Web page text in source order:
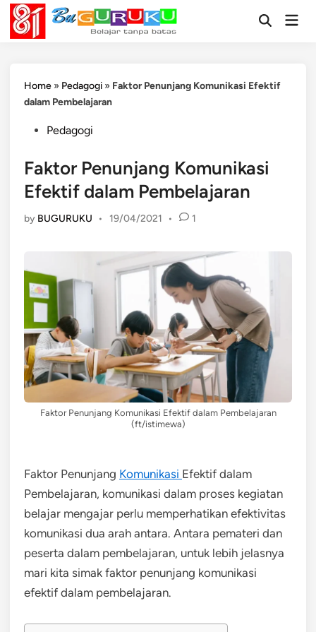
Skip
content
OpenMain
Home » Pedagogi » Faktor Penunjang Komunikasi Efektif
dalam Pembelajaran
PostedPedagogi
Faktor Penunjang Komunikasi
Efektif dalam Pembelajaran
by BUGURUKU • 19/04/2021 • 1
Faktor Penunjang Komunikasi Efektif dalam Pembelajaran
(ft/istimewa)
Faktor Penunjang Komunikasi Efektif dalam
Pembelajaran, komunikasi dalam proses kegiatan
belajar mengajar perlu memperhatikan efektivitas
komunikasi dua arah antara. Antara pemateri dan
peserta dalam pembelajaran, untuk lebih jelasnya
mari kita simak faktor penunjang komunikasi
efektif dalam pembelajaran.